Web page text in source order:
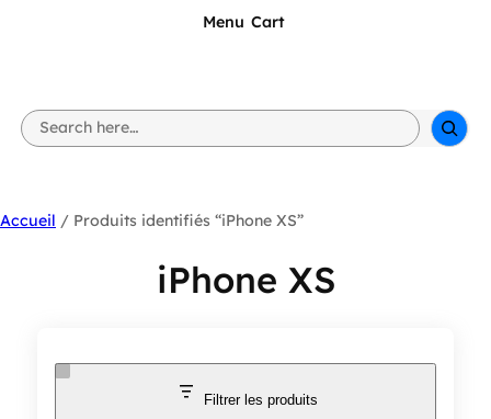
Menu Cart
S
e
h
Accueil / Produits identifiés “iPhone XS”
iPhone XS
Filtrer les produits